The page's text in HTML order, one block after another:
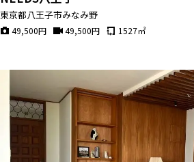
東京都八王子市みなみ野
49,500円 49,500円 1527㎡